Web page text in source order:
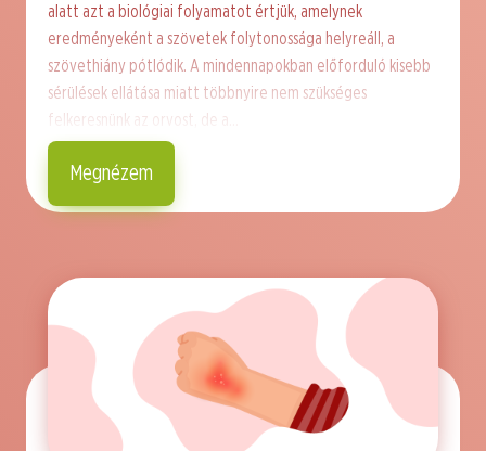
alatt azt a biológiai folyamatot értjük, amelynek
eredményeként a szövetek folytonossága helyreáll, a
szövethiány pótlódik. A mindennapokban előforduló kisebb
sérülések ellátása miatt többnyire nem szükséges
felkeresnünk az orvost, de a…
Megnézem